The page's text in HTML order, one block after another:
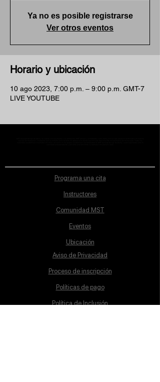
Ya no es posible registrarse
Ver otros eventos
Horario y ubicación
10 ago 2023, 7:00 p.m. – 9:00 p.m. GMT-7
LIVE YOUTUBE
Programa una cita
Instructores
Comunidad MST
Eventos
Ubicación
Aviso de Privacidad
Proceso de inscripción
Políticas de pago
Política de Inclusión